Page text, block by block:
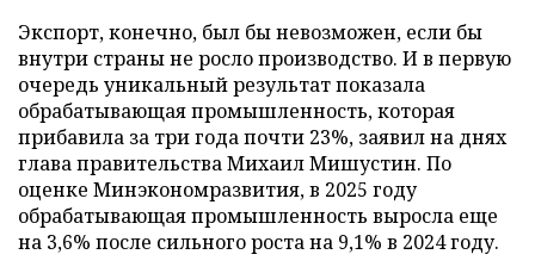
Экспорт, конечно, был бы невозможен, если бы
внутри страны не росло производство. И в первую
очередь уникальный результат показала
обрабатывающая промышленность, которая
прибавила за три года почти 23%, заявил на днях
глава правительства Михаил Мишустин. По
оценке Минэкономразвития, в 2025 году
обрабатывающая промышленность выросла еще
на 3,6% после сильного роста на 9,1% в 2024 году.